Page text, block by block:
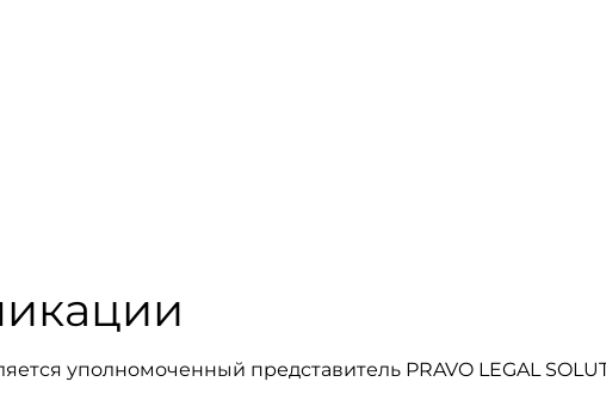
уполномоченный представитель PRAVO LEGAL